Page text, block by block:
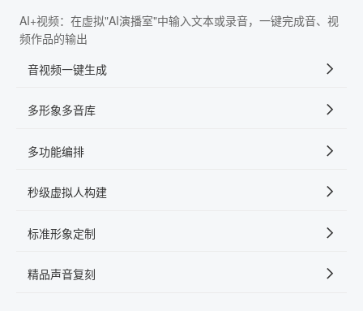
AI+视频：在虚拟"AI演播室"中输入文本或录音，一键完成音、视
频作品的输出
音视频一键生成
多形象多音库
多功能编排
秒级虚拟人构建
标准形象定制
精品声音复刻